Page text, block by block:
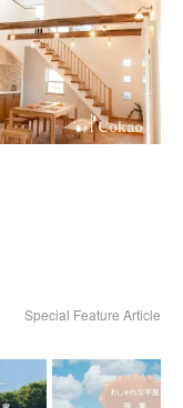
Special Feature Article